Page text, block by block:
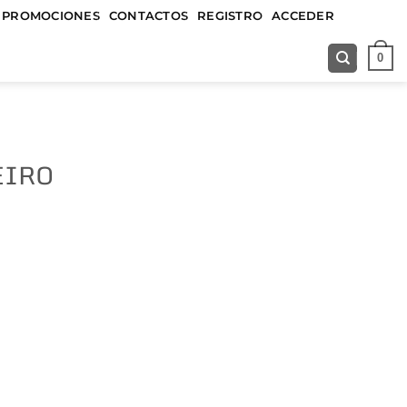
PROMOCIONES CONTACTOS REGISTRO ACCEDER
0